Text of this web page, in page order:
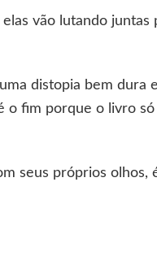
vão lutando
distopia bem dura
fim porque o livro
seus próprios olhos,